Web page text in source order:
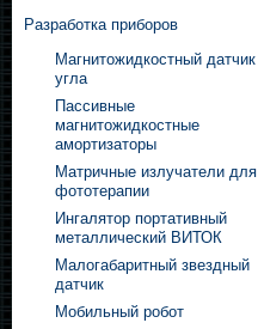
Разработка приборов
Магнитожидкостный датчик
угла
Пассивные
магнитожидкостные
амортизаторы
Матричные излучатели для
фототерапии
Ингалятор портативный
металлический ВИТОК
Малогабаритный звездный
датчик
Мобильный робот